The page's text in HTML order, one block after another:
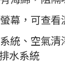
幕，可查看
統、空氣
水系統